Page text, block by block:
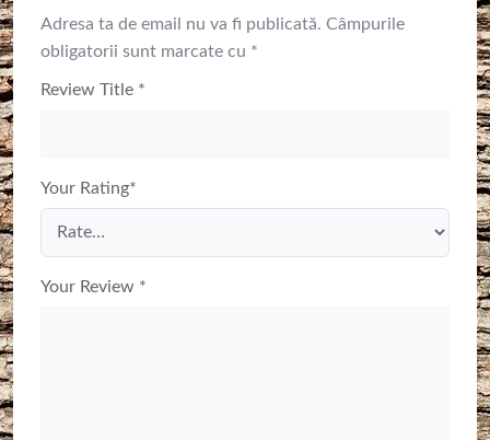
Adresa ta de email nu va fi publicată. Câmpurile
obligatorii sunt marcate cu *
Review Title *
Your Rating*
Your Review *